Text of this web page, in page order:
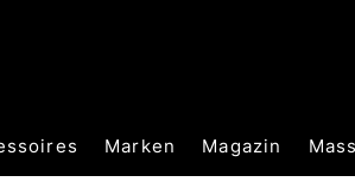
Marken Magazin